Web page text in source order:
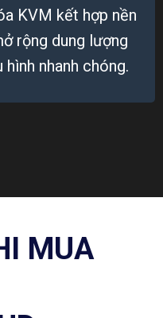
KVM kết hợp nền
rộng dung lượng
nhanh chóng.
MUA